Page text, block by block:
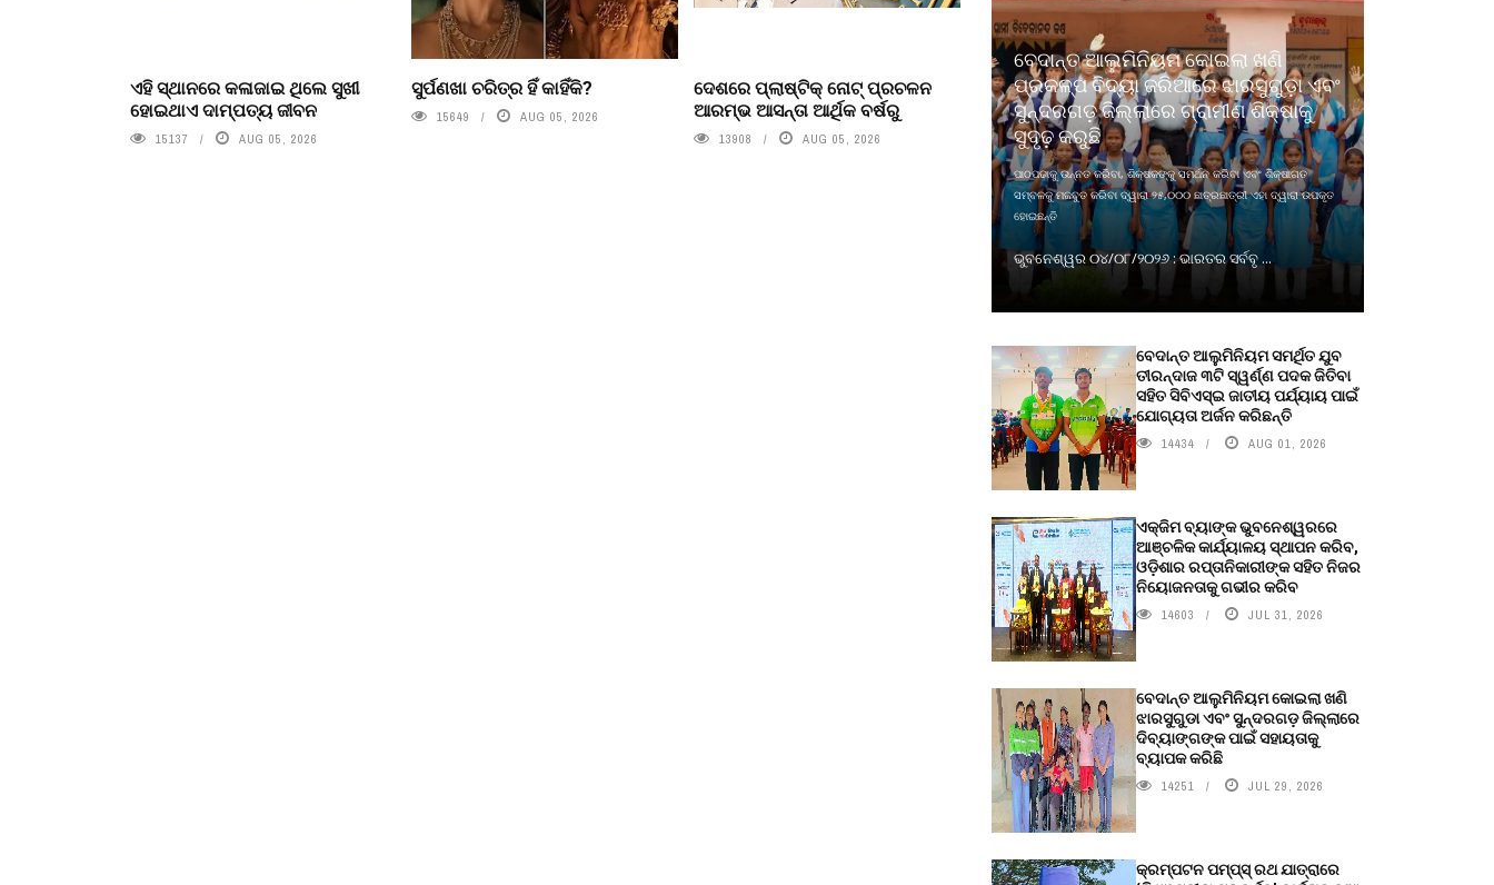
ଏହି ସ୍ଥାନରେ କଳାଜାଇ ଥିଲେ ସୁଖୀ
ହୋଇଥାଏ ଦାମ୍ପତ୍ୟ ଜୀବନ
15137 AUG 05, 2026
ସୁର୍ପଣଖା ଚରିତ୍ର ହିଁ କାହିଁକି?
15649 AUG 05, 2026
ଦେଶରେ ପ୍ଲାଷ୍ଟିକ୍ ନୋଟ୍‌ ପ୍ରଚଳନ
ଆରମ୍ଭ ଆସନ୍ତା ଆର୍ଥିକ ବର୍ଷରୁ
13908 AUG 05, 2026
ବେଦାନ୍ତ ଆଲୁମିନିୟମ କୋଇଲା ଖଣି
ପ୍ରକଳ୍ପ ବିଦ୍ୟା ଜରିଆରେ ଝାରସୁଗୁଡ଼ା ଏବଂ
ସୁନ୍ଦରଗଡ଼ ଜିଲ୍ଲାରେ ଗ୍ରାମୀଣ ଶିକ୍ଷାକୁ
ସୁଦୃଢ଼ କରୁଛି
ପାଠପଢାକୁ ଉନ୍ନତ କରିବା, ଶିକ୍ଷକଙ୍କୁ ସମର୍ଥନ କରିବା ଏବଂ ଶିକ୍ଷାଗତ
ସମ୍ବଳକୁ ମଜବୁତ କରିବା ଦ୍ୱାରା ୨୫,୦୦୦ ଛାତ୍ରଛାତ୍ରୀ ଏହା ଦ୍ୱାରା ଉପକୃତ
ହୋଇଛନ୍ତି
ଭୁବନେଶ୍ୱର ୦୪/୦୮/୨୦୨୬ : ଭାରତର ସର୍ବବୃ ...
ବେଦାନ୍ତ ଆଲୁମିନିୟମ ସମର୍ଥିତ ଯୁବ
ତୀରନ୍ଦାଜ ୩ଟି ସ୍ୱର୍ଣ୍ଣ ପଦକ ଜିତିବା
ସହିତ ସିବିଏସ୍ଇ ଜାତୀୟ ପର୍ଯ୍ୟାୟ ପାଇଁ
ଯୋଗ୍ୟତା ଅର୍ଜନ କରିଛନ୍ତି
14434 AUG 01, 2026
ଏକ୍ଜିମ ବ୍ୟାଙ୍କ ଭୁବନେଶ୍ୱରରେ
ଆଞ୍ଚଳିକ କାର୍ଯ୍ୟାଳୟ ସ୍ଥାପନ କରିବ,
ଓଡ଼ିଶାର ରପ୍ତାନିକାରୀଙ୍କ ସହିତ ନିଜର
ନିୟୋଜନତାକୁ ଗଭୀର କରିବ
14603 JUL 31, 2026
ବେଦାନ୍ତ ଆଲୁମିନିୟମ କୋଇଲା ଖଣି
ଝାରସୁଗୁଡା ଏବଂ ସୁନ୍ଦରଗଡ଼ ଜିଲ୍ଲାରେ
ଦିବ୍ୟାଙ୍ଗଙ୍କ ପାଇଁ ସହାୟତାକୁ
ବ୍ୟାପକ କରିଛି
14251 JUL 29, 2026
କ୍ରମ୍ପଟନ ପମ୍ପ୍‌ସ୍‌ ରଥ ଯାତ୍ରାରେ